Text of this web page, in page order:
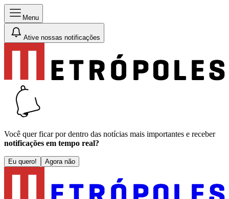
Menu
Ative nossas notificações
Você quer ficar por dentro das notícias mais importantes e receber
notificações em tempo real?
Eu quero! Agora não